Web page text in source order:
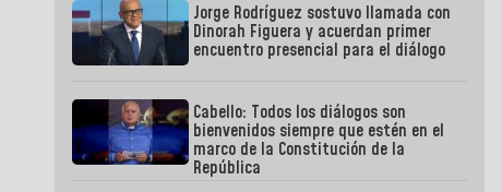
Jorge Rodríguez sostuvo llamada con
Dinorah Figuera y acuerdan primer
encuentro presencial para el diálogo
Cabello: Todos los diálogos son
bienvenidos siempre que estén en el
marco de la Constitución de la
República